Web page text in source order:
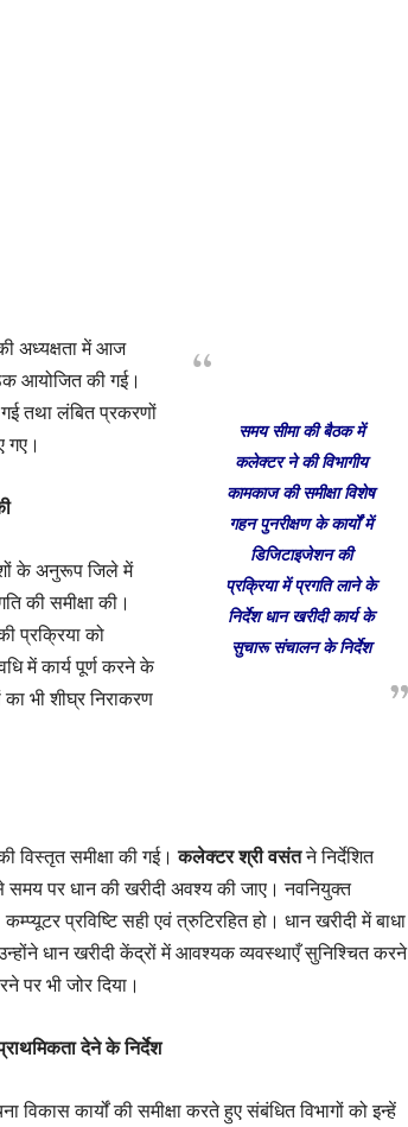
समय सीमा की बैठक में
कलेक्टर ने की विभागीय
कामकाज की समीक्षा विशेष
गहन पुनरीक्षण के कार्यों में
डिजिटाइजेशन की
प्रक्रिया में प्रगति लाने के
निर्देश धान खरीदी कार्य के
सुचारू संचालन के निर्देश
अध्यक्षता में आज
आयोजित की गई।
गई तथा लंबित प्रकरणों
गए।
के अनुरूप जिले में
की समीक्षा की।
प्रक्रिया को
में कार्य पूर्ण करने के
भी शीघ्र निराकरण
विस्तृत समीक्षा की गई।कलेक्टर श्री वसंतने निर्देशित
पर धान की खरीदी अवश्य की जाए। नवनियुक्त
प्रविष्टि सही एवं त्रुटिरहित हो। धान खरीदी में बाधा
धान खरीदी केंद्रों में आवश्यक व्यवस्थाएँ सुनिश्चित करने
पर भी जोर दिया।
देने के निर्देश
कार्यों की समीक्षा करते हुए संबंधित विभागों को इन्हें